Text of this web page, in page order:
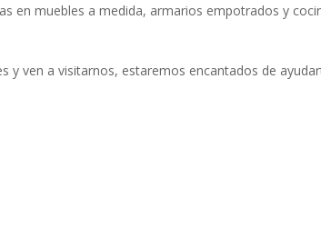
en muebles a medida, armarios empotrados y
y ven a visitarnos, estaremos encantados de